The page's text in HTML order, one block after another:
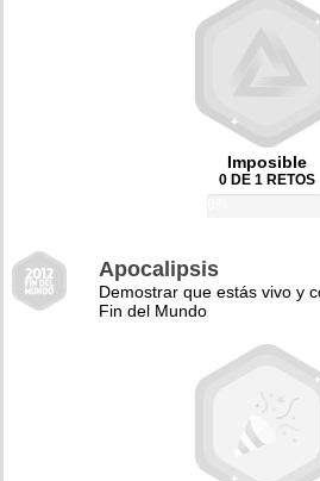
Imposible
0 DE 1 RETOS
Apocalipsis
Demostrar que estás vivo y
Fin del Mundo